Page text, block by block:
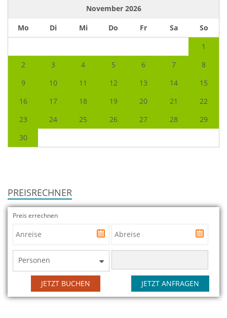
November 2026
Mo
Di Mi Do Fr Sa
So
1
2
3 4 5 6 7
8
9
10 11 12 13 14
15
16
17 18 19 20 21
22
23
24 25 26 27 28
29
30
PREISRECHNER
Preis errechnen
Personen
JETZT ANFRAGEN
JETZT BUCHEN